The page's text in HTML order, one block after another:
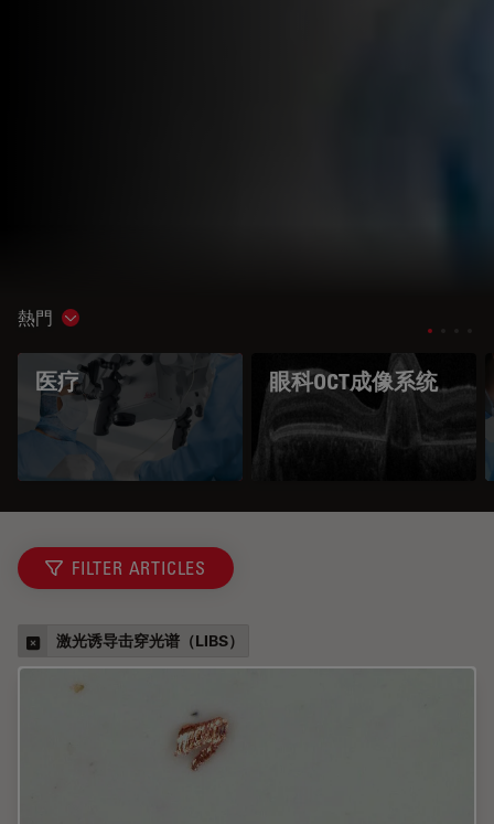
熱門 Show subnavigation
医疗 眼科OCT成像系统
FILTER ARTICLES
激光诱导击穿光谱（LIBS）